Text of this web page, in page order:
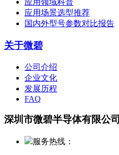
应用领域科普
应用场景选型推荐
国内外型号参数对比报告
关于微碧
公司介绍
企业文化
发展历程
FAQ
深圳市微碧半导体有限公司
服务热线：